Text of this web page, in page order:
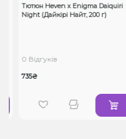
Тютюн Heven x Enigma Daiquiri
Night (Дайкірі Найт, 200 г)
0 Відгуків
735₴